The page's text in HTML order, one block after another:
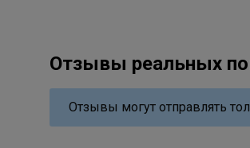
Отзывы реальных
Отзывы могут отправлять